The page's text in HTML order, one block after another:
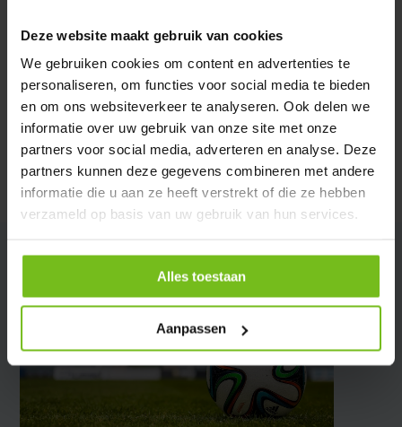
Deze website maakt gebruik van cookies
We gebruiken cookies om content en advertenties te
personaliseren, om functies voor social media te bieden
en om ons websiteverkeer te analyseren. Ook delen we
informatie over uw gebruik van onze site met onze
partners voor social media, adverteren en analyse. Deze
partners kunnen deze gegevens combineren met andere
informatie die u aan ze heeft verstrekt of die ze hebben
verzameld op basis van uw gebruik van hun services.
Alles toestaan
Aanpassen
Specificaties
Reviews
Delen